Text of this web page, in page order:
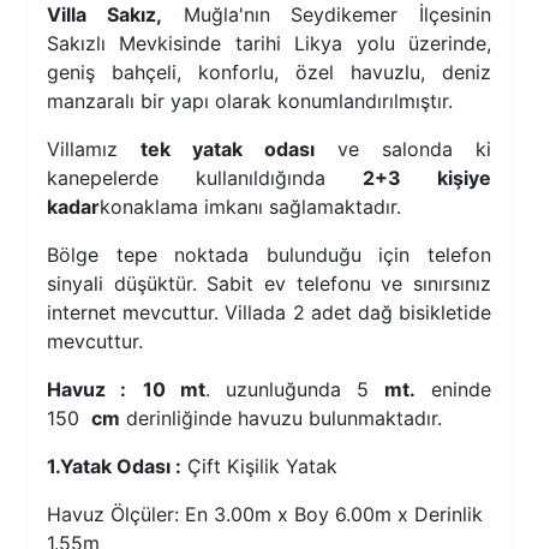
Villa Sakız, Muğla'nın Seydikemer İlçesinin
Sakızlı Mevkisinde tarihi Likya yolu üzerinde,
geniş bahçeli, konforlu, özel havuzlu, deniz
manzaralı bir yapı olarak konumlandırılmıştır.
Villamız tek yatak odası ve salonda ki
kanepelerde kullanıldığında 2+3 kişiye
kadarkonaklama imkanı sağlamaktadır.
Bölge tepe noktada bulunduğu için telefon
sinyali düşüktür. Sabit ev telefonu ve sınırsınız
internet mevcuttur. Villada 2 adet dağ bisikletide
mevcuttur.
Havuz :
10 mt. uzunluğunda 5 mt. eninde
150 cm derinliğinde havuzu bulunmaktadır.
1.Yatak Odası : Çift Kişilik Yatak
Havuz Ölçüler: En 3.00m x Boy 6.00m x Derinlik
1.55m